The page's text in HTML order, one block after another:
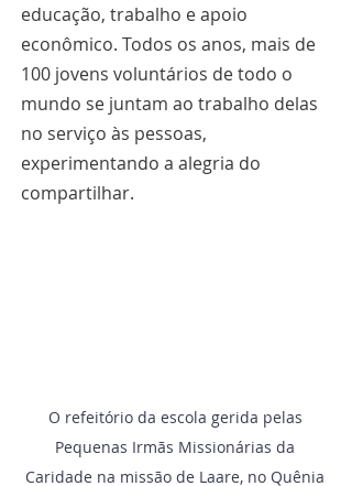
educação, trabalho e apoio
econômico. Todos os anos, mais de
100 jovens voluntários de todo o
mundo se juntam ao trabalho delas
no serviço às pessoas,
experimentando a alegria do
compartilhar.
O refeitório da escola gerida pelas
Pequenas Irmãs Missionárias da
Caridade na missão de Laare, no Quênia